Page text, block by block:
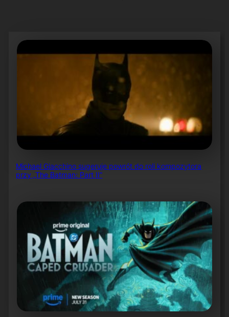
Michael Giacchino sugeruje powrót do roli kompozytora
przy „The Batman: Part II”